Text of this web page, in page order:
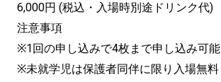
6,000円 (税込・入場時別途ドリンク代)
注意事項
※1回の申し込みで4枚まで申し込み可能
※未就学児は保護者同伴に限り入場無料